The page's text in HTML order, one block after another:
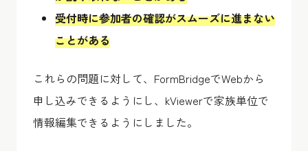
受付時に参加者の確認がスムーズに進まない
ことがある
これらの問題に対して、FormBridgeでWebから
申し込みできるようにし、kViewerで家族単位で
情報編集できるようにしました。